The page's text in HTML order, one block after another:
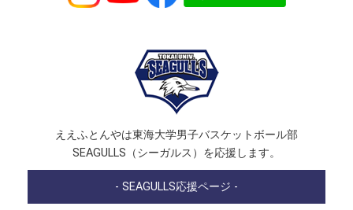
ええふとんやは東海大学男子バスケットボール部
SEAGULLS（シーガルス）を応援します。
- SEAGULLS応援ページ -